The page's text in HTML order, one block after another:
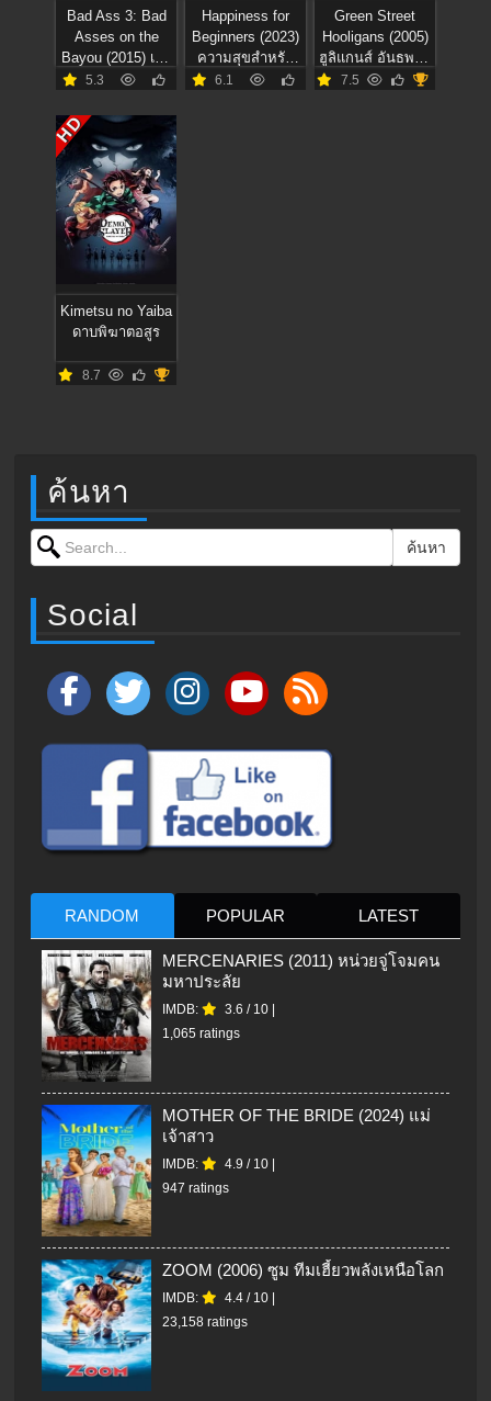
Bad Ass 3: Bad
Asses on the
Bayou (2015) เก๋า
โหดโคตรระห่ำ 3
5.3
Happiness for
Beginners (2023)
ความสุขสำหรับ
มือใหม่
6.1
Green Street
Hooligans (2005)
ฮูลิแกนส์ อันธพาล
ลูกหนัง
7.5
HD
Kimetsu no Yaiba
ดาบพิฆาตอสูร
8.7
ค้นหา
Search for: ค้นหา
Social
RANDOM POPULAR LATEST
MERCENARIES (2011) หน่วยจู่โจมคน
มหาประลัย
IMDB: 3.6 / 10
1,065 ratings
MOTHER OF THE BRIDE (2024) แม่
เจ้าสาว
IMDB: 4.9 / 10
947 ratings
ZOOM (2006) ซูม ทีมเฮี้ยวพลังเหนือโลก
IMDB: 4.4 / 10
23,158 ratings